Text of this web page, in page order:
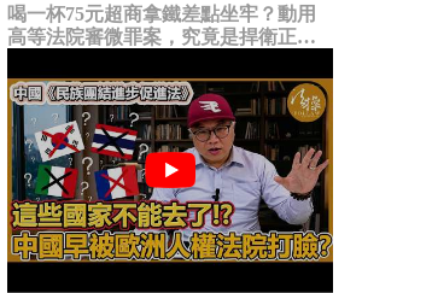
喝一杯75元超商拿鐵差點坐牢？動用
高等法院審微罪案，究竟是捍衛正義